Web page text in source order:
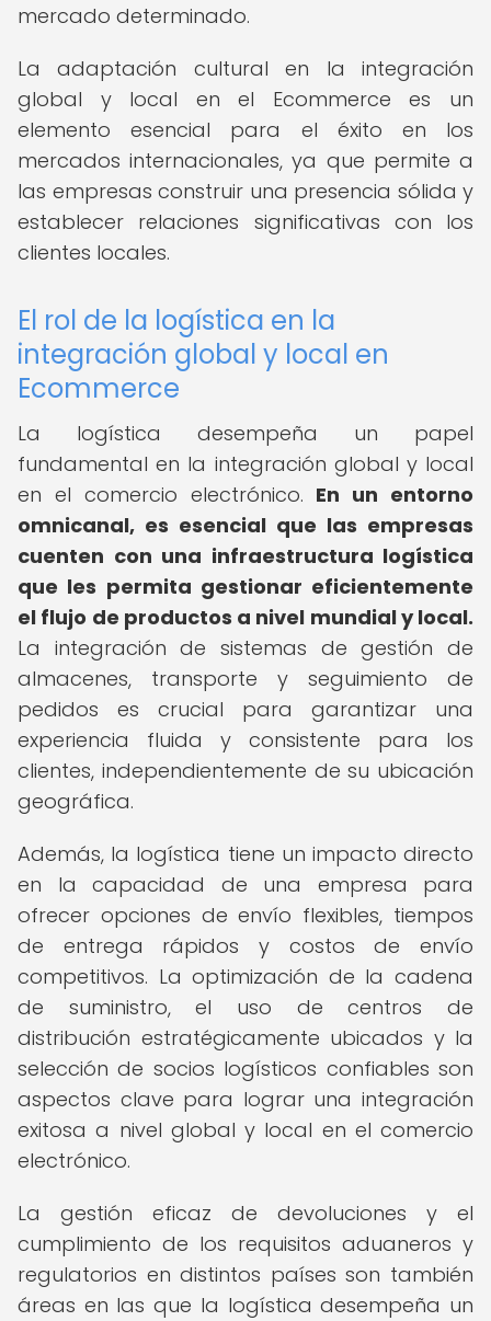
mercado determinado.
La adaptación cultural en la integración
global y local en el Ecommerce es un
elemento esencial para el éxito en los
mercados internacionales, ya que permite a
las empresas construir una presencia sólida y
establecer relaciones significativas con los
clientes locales.
El rol de la logística en la
integración global y local en
Ecommerce
La logística desempeña un papel
fundamental en la integración global y local
en el comercio electrónico. En un entorno
omnicanal, es esencial que las empresas
cuenten con una infraestructura logística
que les permita gestionar eficientemente
el flujo de productos a nivel mundial y local.
La integración de sistemas de gestión de
almacenes, transporte y seguimiento de
pedidos es crucial para garantizar una
experiencia fluida y consistente para los
clientes, independientemente de su ubicación
geográfica.
Además, la logística tiene un impacto directo
en la capacidad de una empresa para
ofrecer opciones de envío flexibles, tiempos
de entrega rápidos y costos de envío
competitivos. La optimización de la cadena
de suministro, el uso de centros de
distribución estratégicamente ubicados y la
selección de socios logísticos confiables son
aspectos clave para lograr una integración
exitosa a nivel global y local en el comercio
electrónico.
La gestión eficaz de devoluciones y el
cumplimiento de los requisitos aduaneros y
regulatorios en distintos países son también
áreas en las que la logística desempeña un